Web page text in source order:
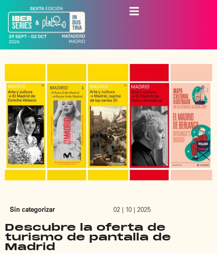
Sin categorizar 02 | 10 | 2025
Descubre la oferta de
turismo de pantalla de
Madrid